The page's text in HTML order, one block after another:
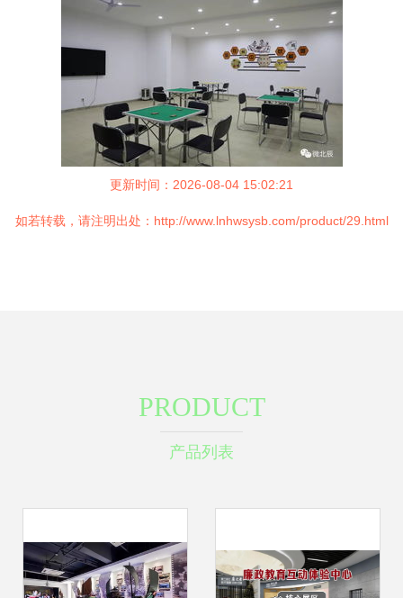
更新时间：2026-08-04 15:02:21
如若转载，请注明出处：http://www.lnhwsysb.com/product/29.html
PRODUCT
产品列表